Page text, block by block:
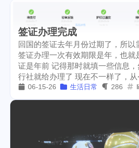
签证办理完成
回国的签证去年月份过期了，所以
签证办理一次有效期限是年，也就
证是年前 记得那时就填一些信息
行社就给办理了 现在不一样了，
06-15-26 生活日常 286